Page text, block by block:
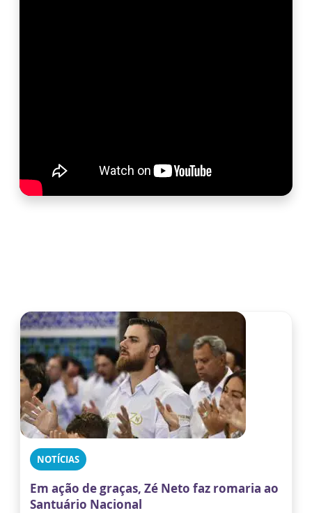
NOTÍCIAS
Em ação de graças, Zé Neto faz romaria ao
Santuário Nacional